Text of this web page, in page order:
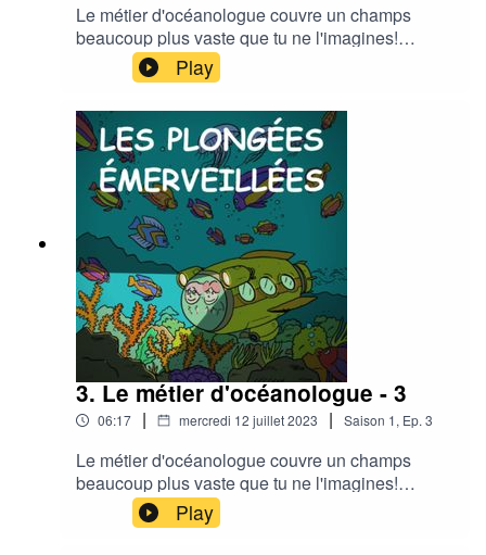
Le métier d'océanologue couvre un champs
beaucoup plus vaste que tu ne l'imagines!
François Sarano va t'en parler avec toute la
passion qu'on lui connaît.Peut-être cela te
donnera t-il envie de devenir océanologue à ton
tour... ?!
Play
3. Le métier d'océanologue - 3
06:17 | mercredi 12 juillet 2023 | Saison 1, Ep. 3
Le métier d'océanologue couvre un champs
beaucoup plus vaste que tu ne l'imagines!
François Sarano va t'en parler avec toute la
passion qu'on lui connaît.Peut-être cela te
Play